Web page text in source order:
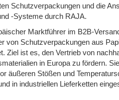
Schutzverpackungen und die
-Systeme durch RAJA.
Marktführer im B2B-
von Schutzverpackungen aus
Ziel ist es, den Vertrieb von
in Europa zu fördern.
äußeren Stößen und
in industriellen Lieferketten